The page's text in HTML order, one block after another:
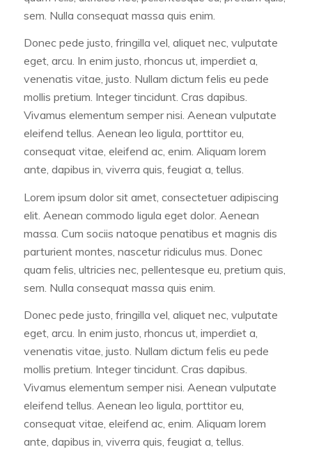
sem. Nulla consequat massa quis enim.
Donec pede justo, fringilla vel, aliquet nec, vulputate
eget, arcu. In enim justo, rhoncus ut, imperdiet a,
venenatis vitae, justo. Nullam dictum felis eu pede
mollis pretium. Integer tincidunt. Cras dapibus.
Vivamus elementum semper nisi. Aenean vulputate
eleifend tellus. Aenean leo ligula, porttitor eu,
consequat vitae, eleifend ac, enim. Aliquam lorem
ante, dapibus in, viverra quis, feugiat a, tellus.
Lorem ipsum dolor sit amet, consectetuer adipiscing
elit. Aenean commodo ligula eget dolor. Aenean
massa. Cum sociis natoque penatibus et magnis dis
parturient montes, nascetur ridiculus mus. Donec
quam felis, ultricies nec, pellentesque eu, pretium quis,
sem. Nulla consequat massa quis enim.
Donec pede justo, fringilla vel, aliquet nec, vulputate
eget, arcu. In enim justo, rhoncus ut, imperdiet a,
venenatis vitae, justo. Nullam dictum felis eu pede
mollis pretium. Integer tincidunt. Cras dapibus.
Vivamus elementum semper nisi. Aenean vulputate
eleifend tellus. Aenean leo ligula, porttitor eu,
consequat vitae, eleifend ac, enim. Aliquam lorem
ante, dapibus in, viverra quis, feugiat a, tellus.